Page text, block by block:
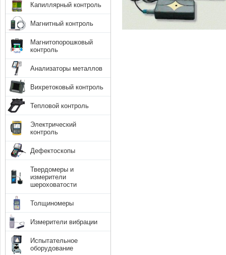
Капиллярный контроль
Магнитный контроль
Магнитопорошковый
контроль
Анализаторы металлов
Вихретоковый контроль
Тепловой контроль
Электрический
контроль
Дефектоскопы
Твердомеры и
измерители
шероховатости
Толщиномеры
Измерители вибрации
Испытательное
оборудование